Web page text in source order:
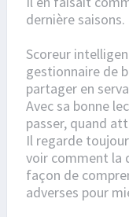
dernière saisons.
Scoreur
gestionnaire de
partager en
Avec sa bonne
passer, quand
Il regarde
voir comment la
façon de
adverses pour